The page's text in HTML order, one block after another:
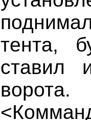
тента,
ставил